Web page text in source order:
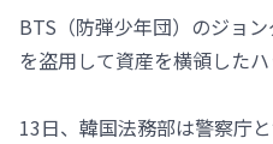
BTS（防弾少年団）のジョ
を盗用して資産を横領した
13日、韓国法務部は警察庁